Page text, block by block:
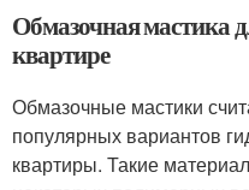
Обмазочная мастика
квартире
Обмазочные мастики
популярных вариантов
квартиры. Такие